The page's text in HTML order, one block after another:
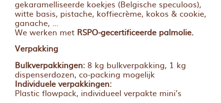
gekaramelliseerde koekjes (Belgische speculoos),
witte basis, pistache, koffiecrème, kokos & cookie,
ganache, …
We werken met RSPO-gecertificeerde palmolie.
Verpakking
Bulkverpakkingen: 8 kg bulkverpakking, 1 kg
dispenserdozen, co-packing mogelijk
Individuele verpakkingen:
Plastic flowpack, individueel verpakte mini’s